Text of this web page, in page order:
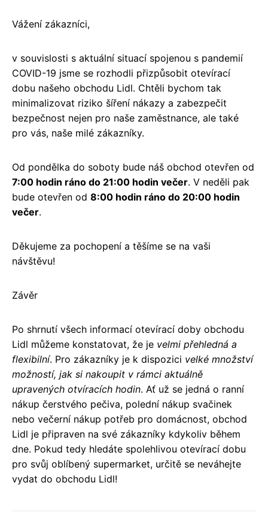
Vážení zákazníci,
v souvislosti s aktuální situací spojenou s pandemií
COVID-19 jsme se rozhodli přizpůsobit otevírací
dobu našeho obchodu Lidl. Chtěli bychom tak
minimalizovat riziko šíření nákazy a zabezpečit
bezpečnost nejen pro naše zaměstnance, ale také
pro vás, naše milé zákazníky.
Od pondělka do soboty bude náš obchod otevřen od
7:00 hodin ráno do 21:00 hodin večer. V neděli pak
bude otevřen od 8:00 hodin ráno do 20:00 hodin
večer.
Děkujeme za pochopení a těšíme se na vaši
návštěvu!
Závěr
Po shrnutí všech informací otevírací doby obchodu
Lidl můžeme konstatovat, že je velmi přehledná a
flexibilní. Pro zákazníky je k dispozici velké množství
možností, jak si nakoupit v rámci aktuálně
upravených otvíracích hodin. Ať už se jedná o ranní
nákup čerstvého pečiva, polední nákup svačinek
nebo večerní nákup potřeb pro domácnost, obchod
Lidl je připraven na své zákazníky kdykoliv během
dne. Pokud tedy hledáte spolehlivou otevírací dobu
pro svůj oblíbený supermarket, určitě se neváhejte
vydat do obchodu Lidl!